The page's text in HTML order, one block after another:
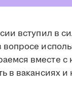
вступил в
вопросе
вместе с
в вакансиях